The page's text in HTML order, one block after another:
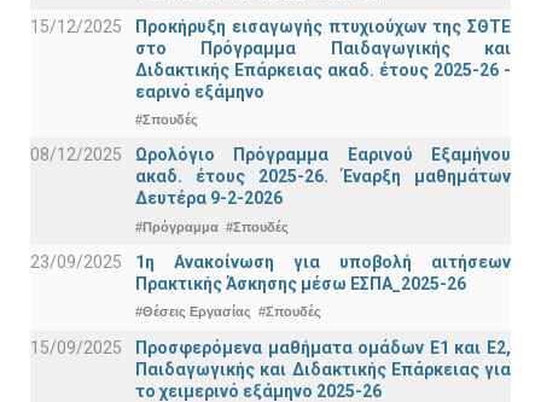
15/12/2025
Προκήρυξη εισαγωγής πτυχιούχων της ΣΘΤΕ
στο Πρόγραμμα Παιδαγωγικής και
Διδακτικής Επάρκειας ακαδ. έτους 2025-26 -
εαρινό εξάμηνο
#Σπουδές
08/12/2025
Ωρολόγιο Πρόγραμμα Εαρινού Εξαμήνου
ακαδ. έτους 2025-26. Έναρξη μαθημάτων
Δευτέρα 9-2-2026
#Πρόγραμμα #Σπουδές
23/09/2025
1η Ανακοίνωση για υποβολή αιτήσεων
Πρακτικής Άσκησης μέσω ΕΣΠΑ_2025-26
#Θέσεις Εργασίας #Σπουδές
15/09/2025
Προσφερόμενα μαθήματα ομάδων Ε1 και Ε2,
Παιδαγωγικής και Διδακτικής Επάρκειας για
το χειμερινό εξάμηνο 2025-26